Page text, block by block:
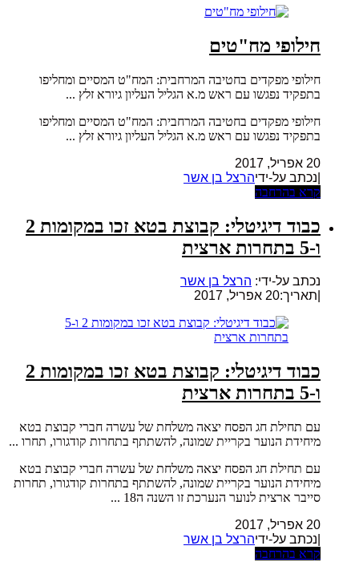
חילופי מח"טים
חילופי מפקדים בחטיבה המרחבית: המח"ט המסיים ומחליפו
בתפקיד נפגשו עם ראש מ.א הגליל העליון גיורא זלץ ...
חילופי מפקדים בחטיבה המרחבית: המח"ט המסיים ומחליפו
בתפקיד נפגשו עם ראש מ.א הגליל העליון גיורא זלץ ...
20 אפריל, 2017
|נכתב על-ידיהרצל בן אשר
קרא בהרחבה
כבוד דיגיטלי: קבוצת בטא זכו במקומות 2
ו-5 בתחרות ארצית
נכתב על-ידי: הרצל בן אשר
תאריך:20 אפריל, 2017
כבוד דיגיטלי: קבוצת בטא זכו במקומות 2
ו-5 בתחרות ארצית
עם תחילת חג הפסח יצאה משלחת של עשרה חברי קבוצת בטא
מיחידת הנוער בקריית שמונה, להשתתף בתחרות קודגורו, תחרו ...
עם תחילת חג הפסח יצאה משלחת של עשרה חברי קבוצת בטא
מיחידת הנוער בקריית שמונה, להשתתף בתחרות קודגורו, תחרות
סייבר ארצית לנוער הנערכת זו השנה ה18 ...
20 אפריל, 2017
|נכתב על-ידיהרצל בן אשר
קרא בהרחבה